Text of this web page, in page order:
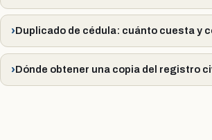
Duplicado de cédula: cuánto cuesta y
Dónde obtener una copia del registro